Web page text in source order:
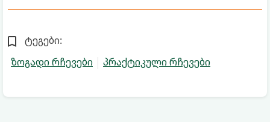
ტეგები:
ზოგადი რჩევები
პრაქტიკული რჩევები